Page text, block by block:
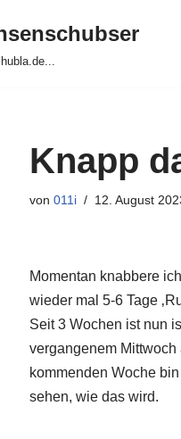
Knapp
von 011i 12. August
Momentan knabbere
wieder mal 5-6 Tage
Seit 3 Wochen ist nun
vergangenem
kommenden Woche
sehen, wie das wird.